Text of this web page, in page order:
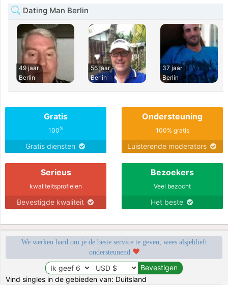
Dating Man Berlin
49 jaar
Berlin
56 jaar
Berlin
37 jaar
Berlin
Gratis
100%
Gratis diensten
Ondersteuning
100% gratis
Luisterende moderators
Serieus
kwaliteitsprofielen
Bevestigde kwaliteit
Bezoekers
Veel bezocht
Het beste
We werken hard om je de beste service te geven, wees alsjeblieft
ondersteunend
Vind singles in de gebieden van: Duitsland